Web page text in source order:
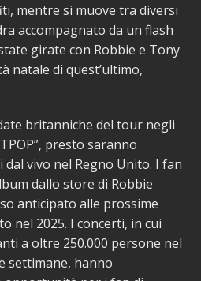
mentre si muove tra diversi
accompagnato da un flash
girate con Robbie e Tony
natale di quest’ultimo,
britanniche del tour negli
presto saranno
vivo nel Regno Unito. I fan
dallo store di Robbie
anticipato alle prossime
nel 2025. I concerti, in cui
a oltre 250.000 persone nel
settimane, hanno